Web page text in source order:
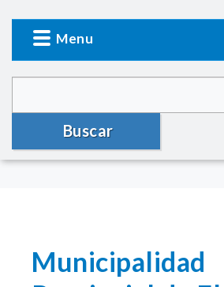
Menu
Buscar
Municipalidad